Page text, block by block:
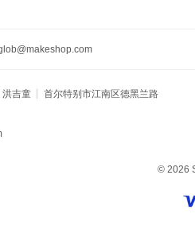
洪吉童
首尔特别市江南区德黑兰路
© 2026